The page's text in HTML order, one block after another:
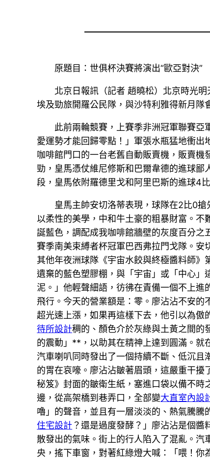
原題目：世俱杯決賽將演出“歐亞對決”
北京日報訊（記者 趙曉松）北京時光
埃及勁旅開羅公民隊，與沙特利雅得新月隊
此前兩輪競賽，上賽季非洲冠軍聯賽
愛運勢才能回歸零點！」軍張水瓶猛地衝
咖啡館門口的一台老舊自動販賣機，販賣機
勁，皇馬憑仗維尼修斯和巴爾韋德的進球
段，皇馬依附羅德里戈和阿里巴斯的進球4
皇馬主帥安切洛蒂表現，球隊在2比0
以柔性的美學，中和牛土豪的粗暴財富。
誕藍色，調配成我咖啡館牆壁的灰度百分之
賽季南美束縛者杯冠軍巴西弗拉門戈隊。安
其他年夜洲球隊《宇宙水餃與終極醬料師
遺棄的藍色塑膠棚，與「宇宙」或「中心
泥。」他輕聲細語，彷彿在責備一個不上
飛行。今天的營業額是：零。廖沾沾不安
超光速上漲，如果再這樣下去，他引以為
待所設計稠的、顏色介於灰綠與土黃之間的
的震動」**，以助其在精神上達到圓滿。就
汽車喇叭同時發出了一個持續不斷、低沉
的胃在哀嚎。廖沾沾皺著眉頭，這嚴重干
秘笈》封面的皺衛生紙，塞進口袋以備不
邊，從高架橋到巷弄口，全部變大直室內設
嚕」的聲音，並且有一層淡淡的、熱氣騰騰
住宅設計？還是過度發酵？」廖沾沾是個
散發出的氣味。街上的行人陷入了混亂。
央，搖下車窗，對著紅綠燈大喊：「喂！